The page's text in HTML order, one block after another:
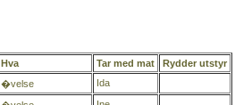
Hva Tar med mat
Rydder utstyr
�velse
Ida